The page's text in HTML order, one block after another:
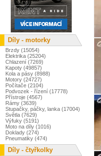
Díly - motorky
Brzdy (15054)
Elektrika (25204)
Chlazení (7269)
Kapoty (49857)
Kola a pásy (8988)
Motory (24727)
Počítače (2104)
Podvozek - řízení (17778)
Přístroje (4567)
Rámy (3639)
Stupačky, páčky, lanka (17004)
Světla (7629)
Výfuky (5191)
Moto na díly (1016)
Doklady (274)
Pneumatiky (474)
Díly - čtyřkolky